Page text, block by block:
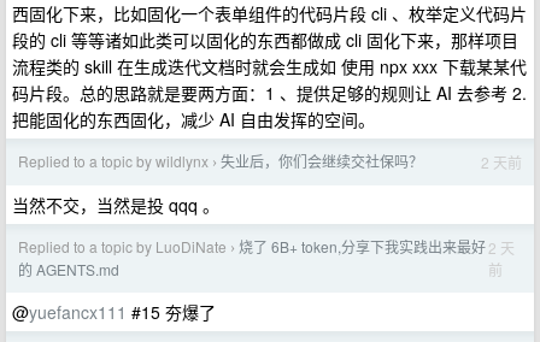
西固化下来，比如固化一个表单组件的代码片段 cli 、枚举定义代码片
段的 cli 等等诸如此类可以固化的东西都做成 cli 固化下来，那样项目
流程类的 skill 在生成迭代文档时就会生成如 使用 npx xxx 下载某某代
码片段。总的思路就是要两方面：1 、提供足够的规则让 AI 去参考 2.
把能固化的东西固化，减少 AI 自由发挥的空间。
Replied to a topic by wildlynx › 失业后，你们会继续交社保吗？ 2 天前
当然不交，当然是投 qqq 。
Replied to a topic by LuoDiNate › 烧了 6B+ token,分享下我实践出来最好
的 AGENTS.md
2 天
前
@yuefancx111 #15 夯爆了